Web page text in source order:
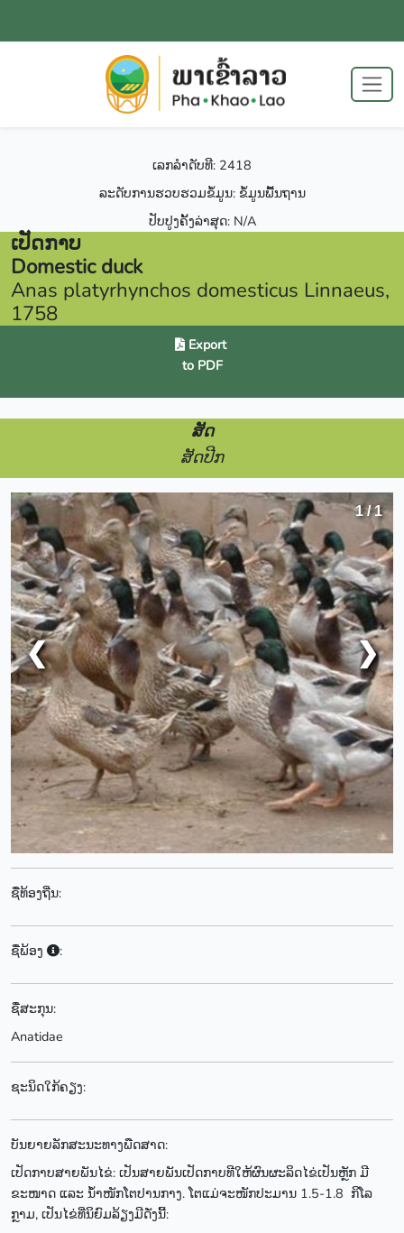
ເລກລຳດັບທີ: 2418
ລະດັບການຮວບຮວມຂໍ້ມູນ: ຂໍ້ມູນພື້ນຖານ
ປັບປູງຄັ້ງລ່າສຸດ: N/A
ເປັດກາບ
Domestic duck
Anas platyrhynchos domesticus Linnaeus,
1758
Export
to PDF
ສັດ
ສັດປີກ
1 / 1
❮ ❯
ຊື່ທ້ອງຖີ່ນ:
ຊື່ພ້ອງ :
ຊື່ສະກຸນ:
Anatidae
ຊະນິດໃກ້ຄຽງ:
ບັນຍາຍລັກສະນະທາງພືດສາດ:
ເປັດກາບສາຍພັນໄຂ່: ເປັນສາຍພັນເປັດກາບທີໃຫ້ຜົນຜະລິດໄຂ່ເປັນຫຼັກ ມີ
ຂະໜາດ ແລະ ນ້ຳໜັກໂຕປານກາງ. ໂຕແມ່ຈະໜັກປະມານ 1.5-1.8 ກິໂລ
ກຼາມ, ເປັນໄຂ່ທີ່ນິຍົມລ້ຽງມີດັ່ງນີ້: